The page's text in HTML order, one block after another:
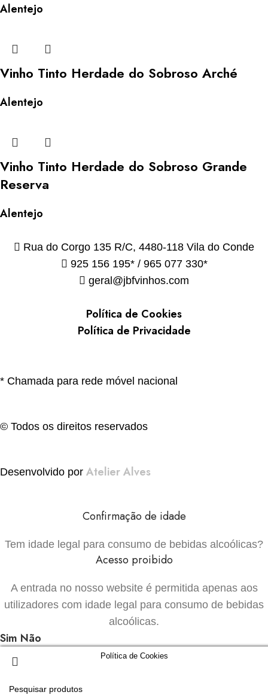
Alentejo
Vinho Tinto Herdade do Sobroso Arché
Alentejo
Vinho Tinto Herdade do Sobroso Grande
Reserva
Alentejo
Rua do Corgo 135 R/C, 4480-118 Vila do Conde
925 156 195* / 965 077 330*
geral@jbfvinhos.com
Política de Cookies
Política de Privacidade
* Chamada para rede móvel nacional
© Todos os direitos reservados
Desenvolvido por Atelier Alves
Confirmação de idade
Tem idade legal para consumo de bebidas alcoólicas?
Acesso proibido
A entrada no nosso website é permitida apenas aos
utilizadores com idade legal para consumo de bebidas
alcoólicas.
Sim Não
Política de Cookies